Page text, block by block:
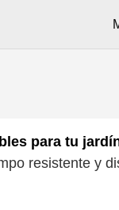
para tu
resistente y